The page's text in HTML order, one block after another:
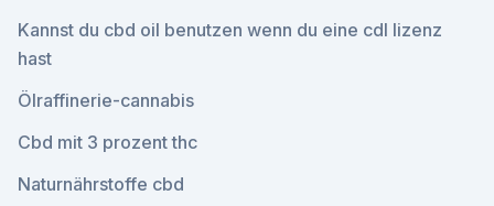
Kannst du cbd oil benutzen wenn du eine cdl lizenz
hast
Ölraffinerie-cannabis
Cbd mit 3 prozent thc
Naturnährstoffe cbd